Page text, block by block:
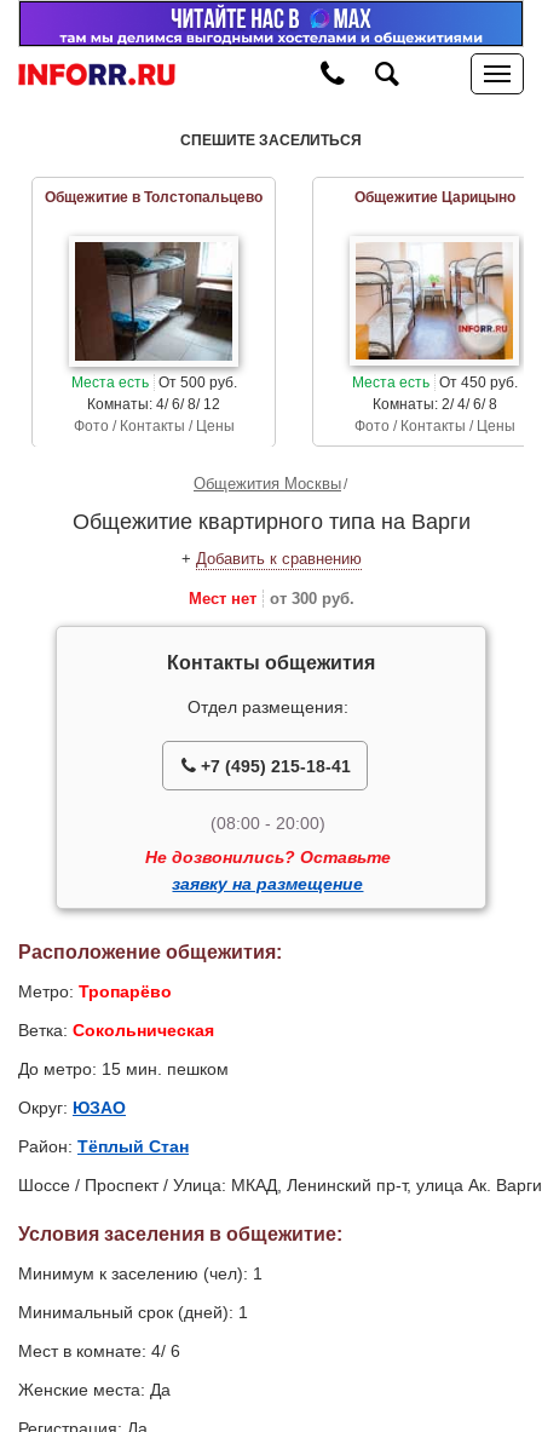
СПЕШИТЕ ЗАСЕЛИТЬСЯ
Общежитие в Толстопальцево
Места есть От 500 руб.
Комнаты: 4/ 6/ 8/ 12
Фото / Контакты / Цены
Общежитие Царицыно
Места есть От 450 руб.
Комнаты: 2/ 4/ 6/ 8
Фото / Контакты / Цены
Общежития Москвы
Общежитие квартирного типа на Варги
+ Добавить к сравнению
Мест нет от 300 руб.
Контакты общежития
Отдел размещения:
+7 (495) 215-18-41
(08:00 - 20:00)
Не дозвонились? Оставьте
заявку на размещение
Расположение общежития:
Метро: Тропарёво
Ветка: Сокольническая
До метро: 15 мин. пешком
Округ: ЮЗАО
Район: Тёплый Стан
Шоссе / Проспект / Улица: МКАД, Ленинский пр-т, улица Ак. Варги
Условия заселения в общежитие:
Минимум к заселению (чел): 1
Минимальный срок (дней): 1
Мест в комнате: 4/ 6
Женские места: Да